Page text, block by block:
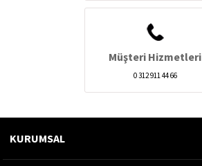
Müşteri Hizmetleri
0 312 911 44 66
KURUMSAL